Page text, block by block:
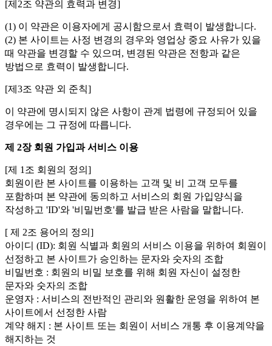
[제2조 약관의 효력과 변경]
(1) 이 약관은 이용자에게 공시함으로서 효력이 발생합니다.
(2) 본 사이트는 사정 변경의 경우와 영업상 중요 사유가 있을
때 약관을 변경할 수 있으며, 변경된 약관은 전항과 같은
방법으로 효력이 발생합니다.
[제3조 약관 외 준칙]
이 약관에 명시되지 않은 사항이 관계 법령에 규정되어 있을
경우에는 그 규정에 따릅니다.
제 2장 회원 가입과 서비스 이용
[제 1조 회원의 정의]
회원이란 본 사이트를 이용하는 고객 및 비 고객 모두를
포함하며 본 약관에 동의하고 서비스의 회원 가입양식을
작성하고 'ID'와 '비밀번호'를 발급 받은 사람을 말합니다.
[ 제 2조 용어의 정의]
아이디 (ID): 회원 식별과 회원의 서비스 이용을 위하여 회원이
선정하고 본 사이트가 승인하는 문자와 숫자의 조합
비밀번호 : 회원의 비밀 보호를 위해 회원 자신이 설정한
문자와 숫자의 조합
운영자 : 서비스의 전반적인 관리와 원활한 운영을 위하여 본
사이트에서 선정한 사람
계약 해지 : 본 사이트 또는 회원이 서비스 개통 후 이용계약을
해지하는 것